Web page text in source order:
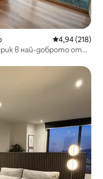
Средна
4,94 (218)
в най-доброто от